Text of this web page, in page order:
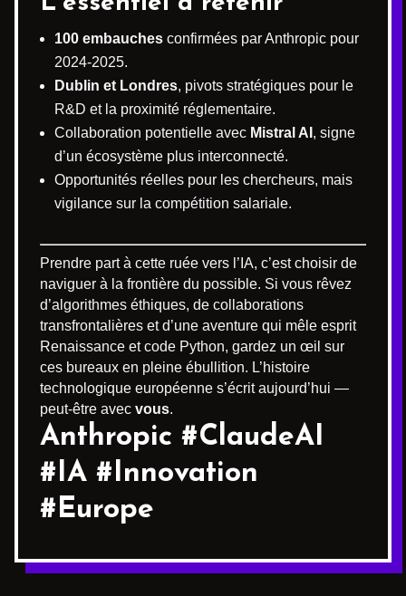
100 embauches confirmées par Anthropic pour
2024-2025.
Dublin et Londres, pivots stratégiques pour le
R&D et la proximité réglementaire.
Collaboration potentielle avec Mistral AI , signe
d’un écosystème plus interconnecté.
Opportunités réelles pour les chercheurs, mais
vigilance sur la compétition salariale.
Prendre part à cette ruée vers l’IA, c’est choisir de
naviguer à la frontière du possible. Si vous rêvez
d’algorithmes éthiques, de collaborations
transfrontalières et d’une aventure qui mêle esprit
Renaissance et code Python, gardez un œil sur
ces bureaux en pleine ébullition. L’histoire
technologique européenne s’écrit aujourd’hui —
peut-être avec vous.
Anthropic #ClaudeAI
#IA #Innovation
#Europe